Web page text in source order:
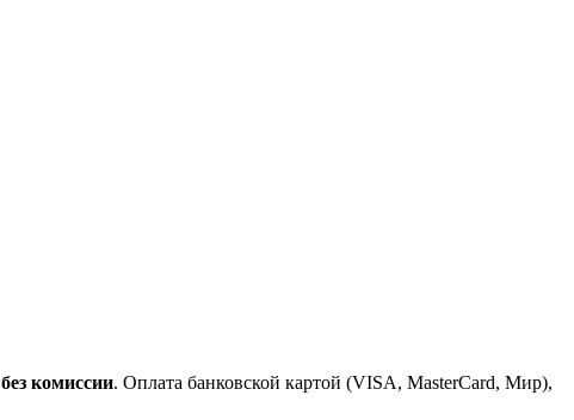
без комиссии. Оплата банковской картой (VISA, MasterCard, Мир),